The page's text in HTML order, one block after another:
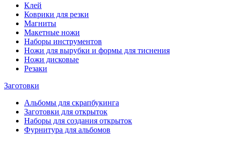
Клей
Коврики для резки
Магниты
Макетные ножи
Наборы инструментов
Ножи для вырубки и формы для тиснения
Ножи дисковые
Резаки
Заготовки
Альбомы для скрапбукинга
Заготовки для открыток
Наборы для создания открыток
Фурнитура для альбомов